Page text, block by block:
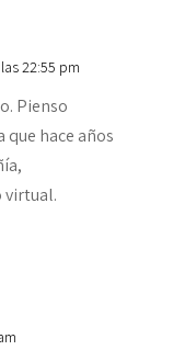
22:55 pm
Pienso
hace años
virtual.